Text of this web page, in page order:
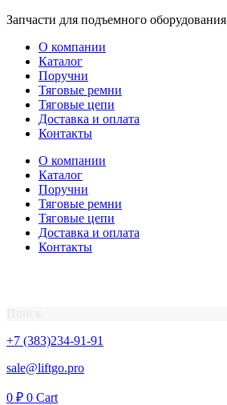
Перейти
содержимому
Запчасти для подъемного оборудования
О компании
Каталог
Поручни
Тяговые ремни
Тяговые цепи
Доставка и оплата
Контакты
О компании
Каталог
Поручни
Тяговые ремни
Тяговые цепи
Доставка и оплата
Контакты
+7 (383)234-91-91
sale@liftgo.pro
0 ₽ 0 Cart